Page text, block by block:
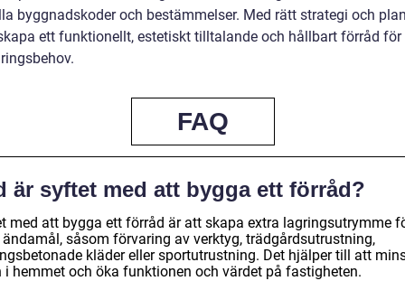
byggnadskoder och bestämmelser. Med rätt strategi och
ett funktionellt, estetiskt tilltalande och hållbart förråd
FAQ
är syftet med att bygga ett förråd?
med att bygga ett förråd är att skapa extra lagringsutrymme
såsom förvaring av verktyg, trädgårdsutrustning,
kläder eller sportutrustning. Det hjälper till att
i hemmet och öka funktionen och värdet på fastigheten.